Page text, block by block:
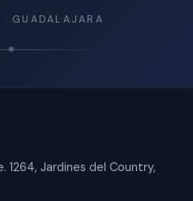
GUADALAJARA
1264, Jardines del Country,